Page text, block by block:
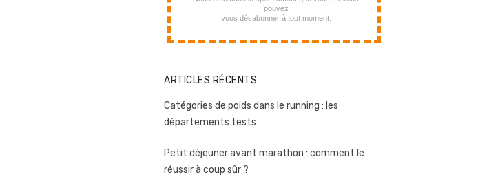
ARTICLES RÉCENTS
Catégories de poids dans le running : les
départements tests
Petit déjeuner avant marathon : comment le
réussir à coup sûr ?